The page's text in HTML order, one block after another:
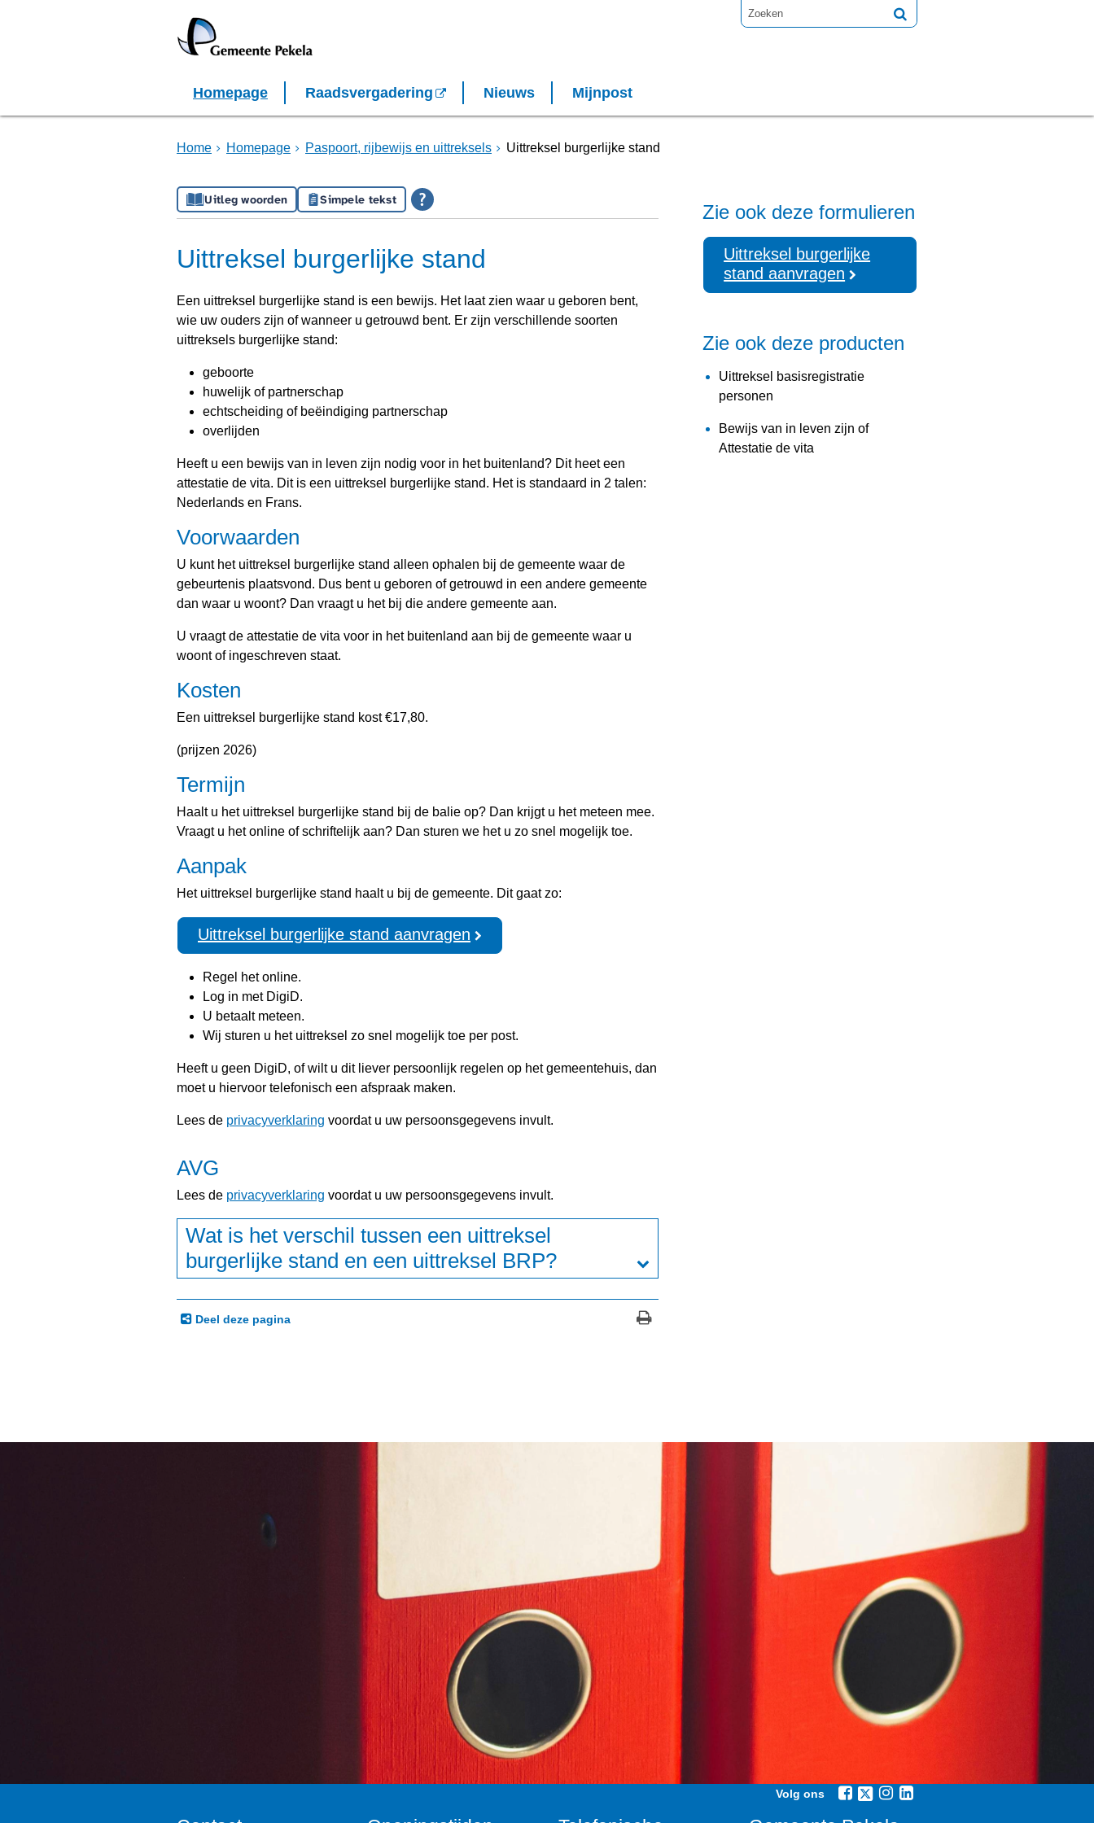
Homepage Raadsvergadering Nieuws Mijnpost
Home Homepage Paspoort, rijbewijs en uittreksels Uittreksel burgerlijke stand
Uitleg woorden Simpele tekst
Uittreksel burgerlijke stand
Een uittreksel burgerlijke stand is een bewijs. Het laat zien waar u geboren bent,
wie uw ouders zijn of wanneer u getrouwd bent. Er zijn verschillende soorten
uittreksels burgerlijke stand:
geboorte
huwelijk of partnerschap
echtscheiding of beëindiging partnerschap
overlijden
Heeft u een bewijs van in leven zijn nodig voor in het buitenland? Dit heet een
attestatie de vita. Dit is een uittreksel burgerlijke stand. Het is standaard in 2 talen:
Nederlands en Frans.
Voorwaarden
U kunt het uittreksel burgerlijke stand alleen ophalen bij de gemeente waar de
gebeurtenis plaatsvond. Dus bent u geboren of getrouwd in een andere gemeente
dan waar u woont? Dan vraagt u het bij die andere gemeente aan.
U vraagt de attestatie de vita voor in het buitenland aan bij de gemeente waar u
woont of ingeschreven staat.
Kosten
Een uittreksel burgerlijke stand kost €17,80.
(prijzen 2026)
Termijn
Haalt u het uittreksel burgerlijke stand bij de balie op? Dan krijgt u het meteen mee.
Vraagt u het online of schriftelijk aan? Dan sturen we het u zo snel mogelijk toe.
Aanpak
Het uittreksel burgerlijke stand haalt u bij de gemeente. Dit gaat zo:
Uittreksel burgerlijke stand aanvragen
Regel het online.
Log in met DigiD.
U betaalt meteen.
Wij sturen u het uittreksel zo snel mogelijk toe per post.
Heeft u geen DigiD, of wilt u dit liever persoonlijk regelen op het gemeentehuis, dan
moet u hiervoor telefonisch een afspraak maken.
Lees de privacyverklaring voordat u uw persoonsgegevens invult.
AVG
Lees de privacyverklaring voordat u uw persoonsgegevens invult.
Wat is het verschil tussen een uittreksel
burgerlijke stand en een uittreksel BRP?
Deel deze pagina
Zie ook deze formulieren
Uittreksel burgerlijke
stand aanvragen
Zie ook deze producten
Uittreksel basisregistratie
personen
Bewijs van in leven zijn of
Attestatie de vita
Volg ons